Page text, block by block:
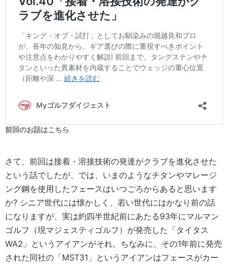
前回のお話はこちら
さて、前回は接着・溶接技術の発達がクラブを進化させた
という話でしたが、では、いまのようなチタンやマレージ
ング鋼を使用したフェースはいつごろからあると思います
か? シニア世代には懐かしく、若い世代にはかなり前の話
になりますが、実は約四半世紀前にあたる93年にマルマン
ゴルフ（現マジェスティゴルフ）が発売した「タイタス
WA2」というアイアンがそれ。ちなみに、その1年前に発売
された同社の「MST31」というアイアンはフェースがカー